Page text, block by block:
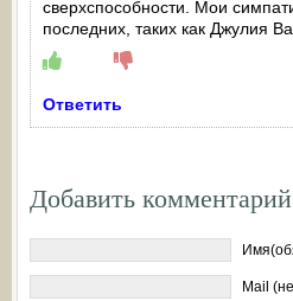
сверхспособности. Мои
последних, таких как Джулия
Ответить
Добавить комментарий
Mail